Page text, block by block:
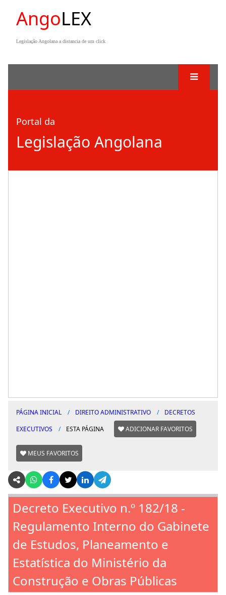
AngoLEX
Legislação Angolana a distancia de um click
Portal da
Legislação Angolana
PÁGINA INICIAL DIREITO ADMINISTRATIVO
DECRETOS
EXECUTIVOS
ESTA PÁGINA ADICIONAR FAVORITOS
MEUS FAVORITOS
Decreto Executivo n.º 182/18 -
Regulamento Interno do Gabinete
de Estudos, Planeamento e
Estatística do Ministério da
Construção e Obras Públicas